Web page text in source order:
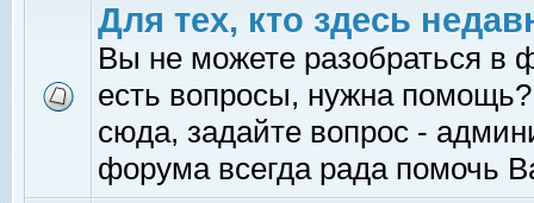
Для тех, кто здесь
Вы не можете разобраться в
есть вопросы, нужна помощь?
сюда, задайте вопрос -
форума всегда рада помочь